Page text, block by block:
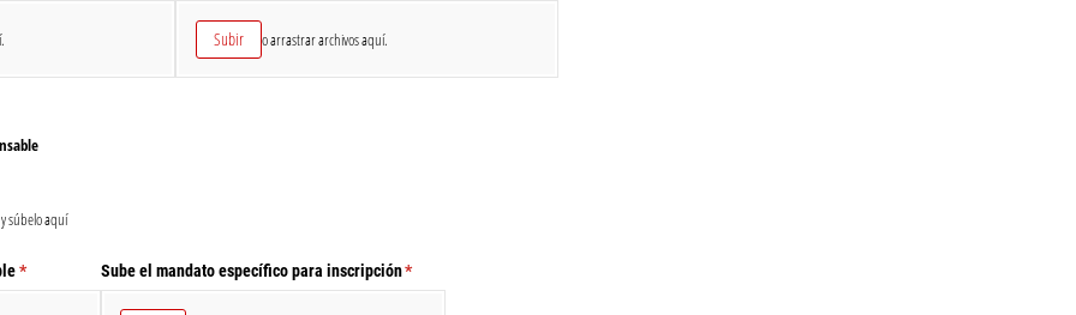
Subir o arrastrar archivos aquí.
súbelo aquí
*
(necesario) Sube el mandato específico para inscripción*
(necesario)